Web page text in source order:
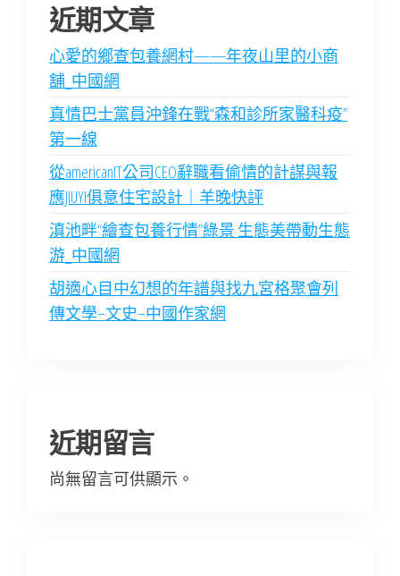
近期文章
心愛的鄉查包養網村——年夜山里的小商
舖_中國網
真情巴士黨員沖鋒在戰“森和診所家醫科疫”
第一線
從americanIT公司CEO辭職看偷情的計謀與報
應JIUYI俱意住宅設計｜羊晚快評
滇池畔“繪查包養行情”綠景 生態美帶動生態
游_中國網
胡適心目中幻想的年譜與找九宮格聚會列
傳文學–文史–中國作家網
近期留言
尚無留言可供顯示。